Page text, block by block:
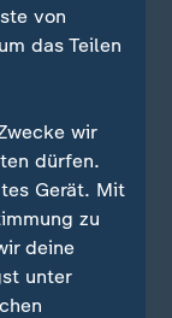
in
am
von
das Teilen
wir
dürfen.
Gerät. Mit
zu
deine
unter